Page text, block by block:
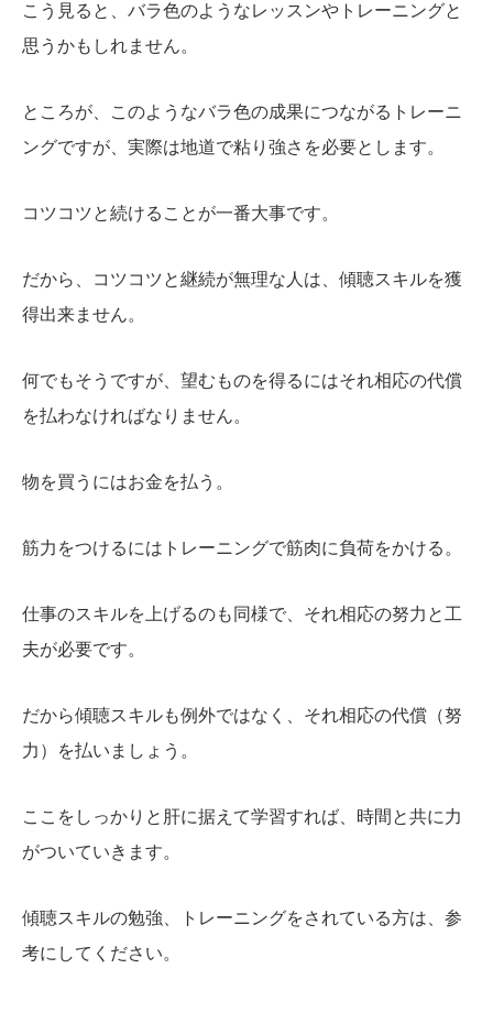
こう見ると、バラ色のようなレッスンやトレーニングと
思うかもしれません。
ところが、このようなバラ色の成果につながるトレーニ
ングですが、実際は地道で粘り強さを必要とします。
コツコツと続けることが一番大事です。
だから、コツコツと継続が無理な人は、傾聴スキルを獲
得出来ません。
何でもそうですが、望むものを得るにはそれ相応の代償
を払わなければなりません。
物を買うにはお金を払う。
筋力をつけるにはトレーニングで筋肉に負荷をかける。
仕事のスキルを上げるのも同様で、それ相応の努力と工
夫が必要です。
だから傾聴スキルも例外ではなく、それ相応の代償（努
力）を払いましょう。
ここをしっかりと肝に据えて学習すれば、時間と共に力
がついていきます。
傾聴スキルの勉強、トレーニングをされている方は、参
考にしてください。